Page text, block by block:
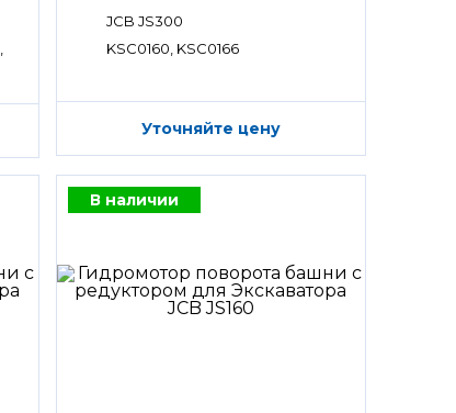
JCB JS300
KSC0160, KSC0166
Уточняйте цену
В наличии